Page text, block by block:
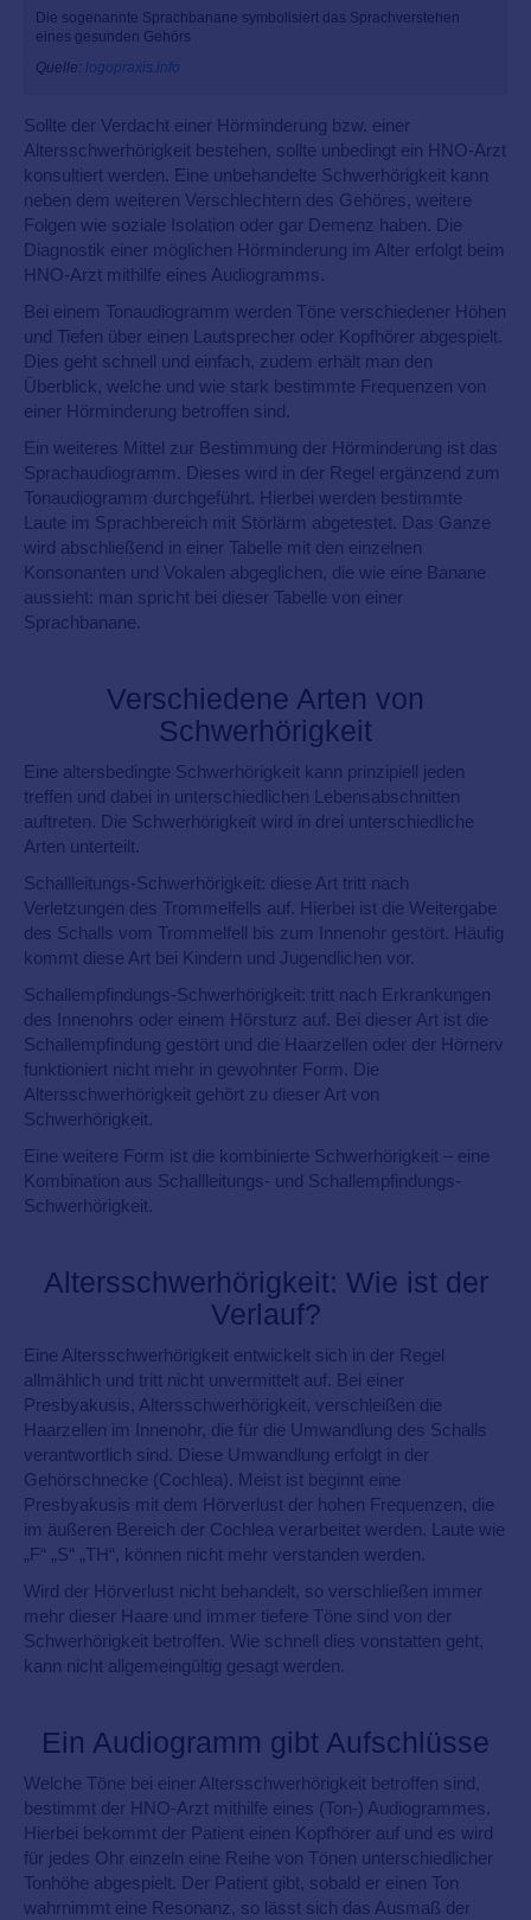
Die sogenannte Sprachbanane symbolisiert das Sprachverstehen
eines gesunden Gehörs
Quelle: logopraxis.info
Sollte der Verdacht einer Hörminderung bzw. einer
Altersschwerhörigkeit bestehen, sollte unbedingt ein HNO-Arzt
konsultiert werden. Eine unbehandelte Schwerhörigkeit kann
neben dem weiteren Verschlechtern des Gehöres, weitere
Folgen wie soziale Isolation oder gar Demenz haben. Die
Diagnostik einer möglichen Hörminderung im Alter erfolgt beim
HNO-Arzt mithilfe eines Audiogramms.
Bei einem Tonaudiogramm werden Töne verschiedener Höhen
und Tiefen über einen Lautsprecher oder Kopfhörer abgespielt.
Dies geht schnell und einfach, zudem erhält man den
Überblick, welche und wie stark bestimmte Frequenzen von
einer Hörminderung betroffen sind.
Ein weiteres Mittel zur Bestimmung der Hörminderung ist das
Sprachaudiogramm. Dieses wird in der Regel ergänzend zum
Tonaudiogramm durchgeführt. Hierbei werden bestimmte
Laute im Sprachbereich mit Störlärm abgetestet. Das Ganze
wird abschließend in einer Tabelle mit den einzelnen
Konsonanten und Vokalen abgeglichen, die wie eine Banane
aussieht: man spricht bei dieser Tabelle von einer
Sprachbanane.
Verschiedene Arten von
Schwerhörigkeit
Eine altersbedingte Schwerhörigkeit kann prinzipiell jeden
treffen und dabei in unterschiedlichen Lebensabschnitten
auftreten. Die Schwerhörigkeit wird in drei unterschiedliche
Arten unterteilt.
Schallleitungs-Schwerhörigkeit: diese Art tritt nach
Verletzungen des Trommelfells auf. Hierbei ist die Weitergabe
des Schalls vom Trommelfell bis zum Innenohr gestört. Häufig
kommt diese Art bei Kindern und Jugendlichen vor.
Schallempfindungs-Schwerhörigkeit: tritt nach Erkrankungen
des Innenohrs oder einem Hörsturz auf. Bei dieser Art ist die
Schallempfindung gestört und die Haarzellen oder der Hörnerv
funktioniert nicht mehr in gewohnter Form. Die
Altersschwerhörigkeit gehört zu dieser Art von
Schwerhörigkeit.
Eine weitere Form ist die kombinierte Schwerhörigkeit – eine
Kombination aus Schallleitungs- und Schallempfindungs-
Schwerhörigkeit.
Altersschwerhörigkeit: Wie ist der
Verlauf?
Eine Altersschwerhörigkeit entwickelt sich in der Regel
allmählich und tritt nicht unvermittelt auf. Bei einer
Presbyakusis, Altersschwerhörigkeit, verschleißen die
Haarzellen im Innenohr, die für die Umwandlung des Schalls
verantwortlich sind. Diese Umwandlung erfolgt in der
Gehörschnecke (Cochlea). Meist ist beginnt eine
Presbyakusis mit dem Hörverlust der hohen Frequenzen, die
im äußeren Bereich der Cochlea verarbeitet werden. Laute wie
„F“ „S“ „TH“, können nicht mehr verstanden werden.
Wird der Hörverlust nicht behandelt, so verschließen immer
mehr dieser Haare und immer tiefere Töne sind von der
Schwerhörigkeit betroffen. Wie schnell dies vonstatten geht,
kann nicht allgemeingültig gesagt werden.
Ein Audiogramm gibt Aufschlüsse
Welche Töne bei einer Altersschwerhörigkeit betroffen sind,
bestimmt der HNO-Arzt mithilfe eines (Ton-) Audiogrammes.
Hierbei bekommt der Patient einen Kopfhörer auf und es wird
für jedes Ohr einzeln eine Reihe von Tönen unterschiedlicher
Tonhöhe abgespielt. Der Patient gibt, sobald er einen Ton
wahrnimmt eine Resonanz, so lässt sich das Ausmaß der